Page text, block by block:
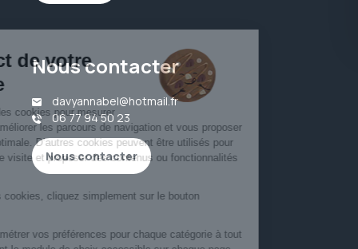
Nous contacter
davyannabel@hotmail.fr
06 77 94 50 23
Nous contacter